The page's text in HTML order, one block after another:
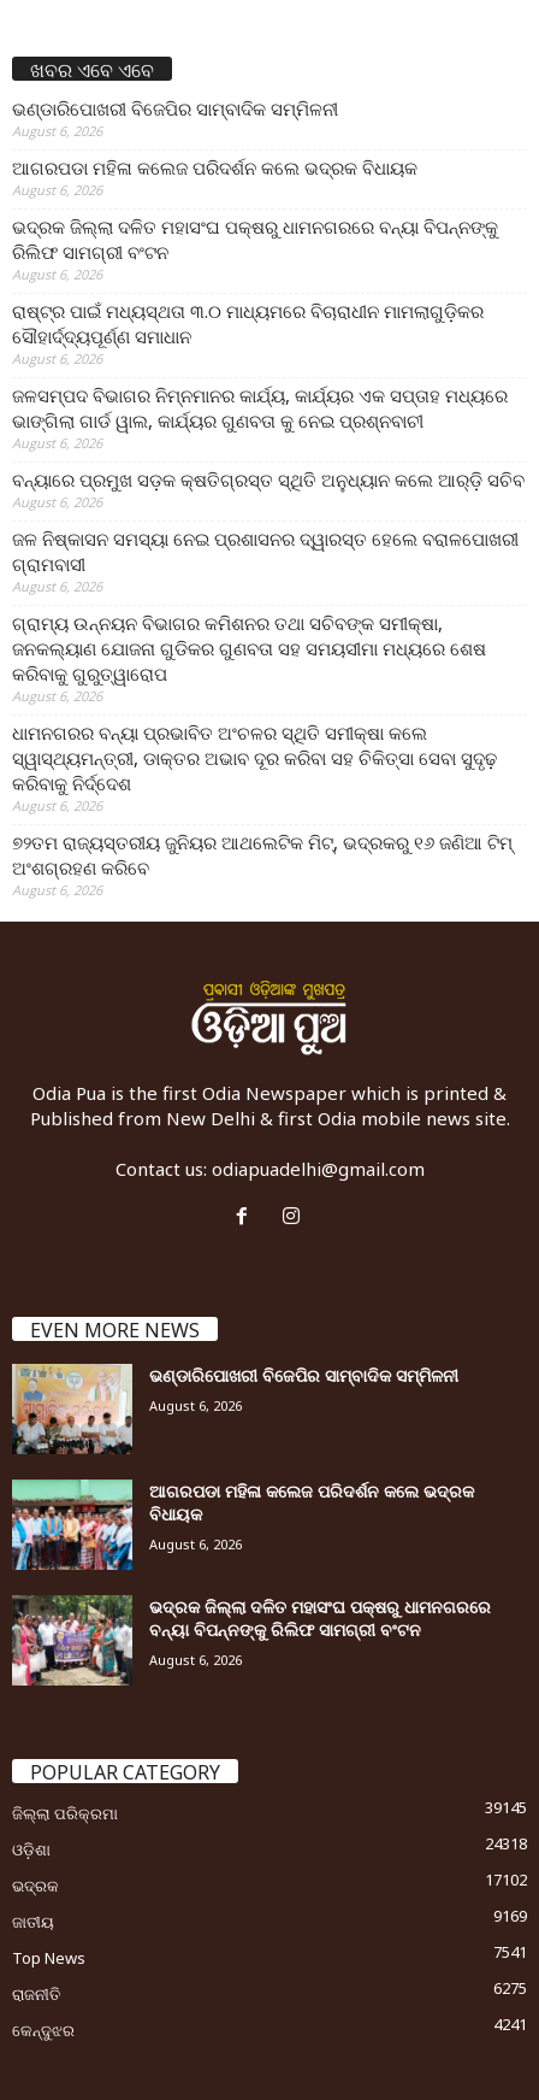
ଖବର ଏବେ ଏବେ
ଭଣ୍ଡାରିପୋଖରୀ ବିଜେପିର ସାମ୍ବାଦିକ ସମ୍ମିଳନୀ
August 6, 2026
ଆଗରପଡା ମହିଳା କଲେଜ ପରିଦର୍ଶନ କଲେ ଭଦ୍ରକ ବିଧାୟକ
August 6, 2026
ଭଦ୍ରକ ଜିଲ୍ଲା ଦଳିତ ମହାସଂଘ ପକ୍ଷରୁ ଧାମନଗରରେ ବନ୍ୟା ବିପନ୍ନଙ୍କୁ
ରିଲିଫ ସାମଗ୍ରୀ ବଂଟନ
August 6, 2026
ରାଷ୍ଟ୍ର ପାଇଁ ମଧ୍ୟସ୍ଥତା ୩.୦ ମାଧ୍ୟମରେ ବିଚାରାଧୀନ ମାମଲାଗୁଡ଼ିକର
ସୌହାର୍ଦ୍ଦ୍ୟପୂର୍ଣ୍ଣ ସମାଧାନ
August 6, 2026
ଜଳସମ୍ପଦ ବିଭାଗର ନିମ୍ନମାନର କାର୍ଯ୍ୟ, କାର୍ଯ୍ୟର ଏକ ସପ୍ତାହ ମଧ୍ୟରେ
ଭାଙ୍ଗିଲା ଗାର୍ଡ ୱାଲ, କାର୍ଯ୍ୟର ଗୁଣବତା କୁ ନେଇ ପ୍ରଶ୍ନବାଚୀ
August 6, 2026
ବନ୍ୟାରେ ପ୍ରମୁଖ ସଡ଼କ କ୍ଷତିଗ୍ରସ୍ତ ସ୍ଥିତି ଅନୁଧ୍ୟାନ କଲେ ଆର୍‌ଡ଼ି ସଚିବ
August 6, 2026
ଜଳ ନିଷ୍କାସନ ସମସ୍ୟା ନେଇ ପ୍ରଶାସନର ଦ୍ୱାରସ୍ତ ହେଲେ ବରାଳପୋଖରୀ
ଗ୍ରାମବାସୀ
August 6, 2026
ଗ୍ରାମ୍ୟ ଉନ୍ନୟନ ବିଭାଗର କମିଶନର ତଥା ସଚିବଙ୍କ ସମୀକ୍ଷା,
ଜନକଲ୍ୟାଣ ଯୋଜନା ଗୁଡିକର ଗୁଣବତା ସହ ସମୟସୀମା ମଧ୍ୟରେ ଶେଷ
କରିବାକୁ ଗୁରୁତ୍ୱାରୋପ
August 6, 2026
ଧାମନଗରର ବନ୍ୟା ପ୍ରଭାବିତ ଅଂଚଳର ସ୍ଥିତି ସମୀକ୍ଷା କଲେ
ସ୍ୱାସ୍ଥ୍ୟମନ୍ତ୍ରୀ, ଡାକ୍ତର ଅଭାବ ଦୂର କରିବା ସହ ଚିକିତ୍ସା ସେବା ସୁଦୃଢ଼
କରିବାକୁ ନିର୍ଦ୍ଦେଶ
August 6, 2026
୭୨ତମ ରାଜ୍ୟସ୍ତରୀୟ ଜୁନିୟର ଆଥଲେଟିକ ମିଟ୍‌, ଭଦ୍ରକରୁ ୧୬ ଜଣିଆ ଟିମ୍
ଅଂଶଗ୍ରହଣ କରିବେ
August 6, 2026
Odia Pua is the first Odia Newspaper which is printed &
Published from New Delhi & first Odia mobile news site.
Contact us: odiapuadelhi@gmail.com
EVEN MORE NEWS
ଭଣ୍ଡାରିପୋଖରୀ ବିଜେପିର ସାମ୍ବାଦିକ ସମ୍ମିଳନୀ
August 6, 2026
ଆଗରପଡା ମହିଳା କଲେଜ ପରିଦର୍ଶନ କଲେ ଭଦ୍ରକ
ବିଧାୟକ
August 6, 2026
ଭଦ୍ରକ ଜିଲ୍ଲା ଦଳିତ ମହାସଂଘ ପକ୍ଷରୁ ଧାମନଗରରେ
ବନ୍ୟା ବିପନ୍ନଙ୍କୁ ରିଲିଫ ସାମଗ୍ରୀ ବଂଟନ
August 6, 2026
POPULAR CATEGORY
ଜିଲ୍ଲା ପରିକ୍ରମା
39145
ଓଡ଼ିଶା
24318
ଭଦ୍ରକ
17102
ଜାତୀୟ
9169
Top News
7541
ରାଜନୀତି
6275
କେନ୍ଦୁଝର
4241